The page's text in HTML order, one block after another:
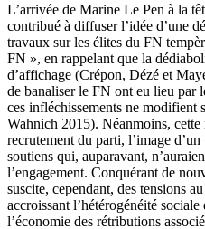
L’arrivée de Marine Le Pen à la
contribué à diffuser l’idée d’une
travaux sur les élites du FN
FN », en rappelant que la
d’affichage (Crépon, Dézé et
de banaliser le FN ont eu lieu par
ces infléchissements ne
Wahnich 2015). Néanmoins,
recrutement du parti, l’image
soutiens qui, auparavant,
l’engagement. Conquérant de
suscite, cependant, des tensions
accroissant l’hétérogénéité
l’économie des rétributions